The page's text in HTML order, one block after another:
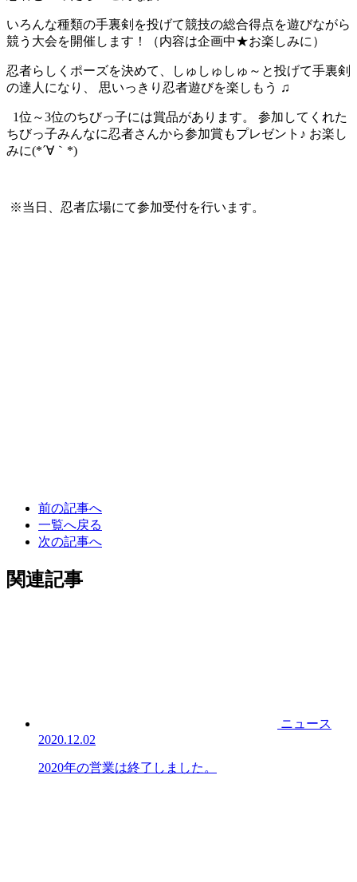
いろんな種類の手裏剣を投げて競技の総合得点を遊びながら
競う大会を開催します！（内容は企画中★お楽しみに）
忍者らしくポーズを決めて、しゅしゅしゅ～と投げて手裏剣
の達人になり、 思いっきり忍者遊びを楽しもう ♫
1位～3位のちびっ子には賞品があります。 参加してくれた
ちびっ子みんなに忍者さんから参加賞もプレゼント♪ お楽し
みに(*´∀｀*)
※当日、忍者広場にて参加受付を行います。
前の記事へ
一覧へ戻る
次の記事へ
関連記事
ニュース
2020.12.02
2020年の営業は終了しました。